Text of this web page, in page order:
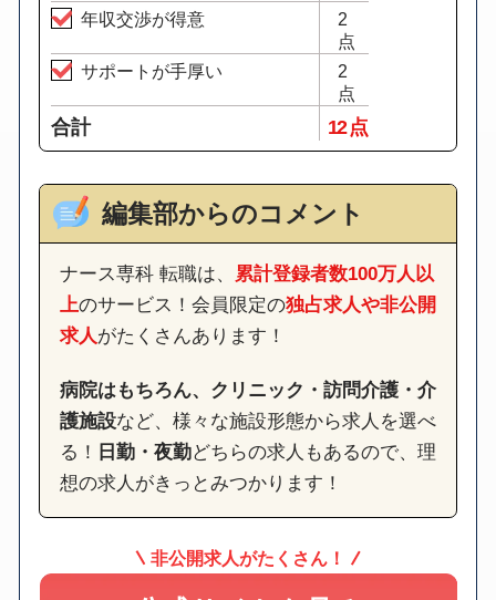
年収交渉が得意
2
点
サポートが手厚い
2
点
合計 12 点
編集部からのコメント
ナース専科 転職は、
累計登録者数100万人以
上のサービス！会員限定の独占求人や非公開
求人がたくさんあります！
病院はもちろん、クリニック・訪問介護・介
護施設など、様々な施設形態から求人を選べ
る！ 日勤・夜勤どちらの求人もあるので、理
想の求人がきっとみつかります！
非公開求人がたくさん！